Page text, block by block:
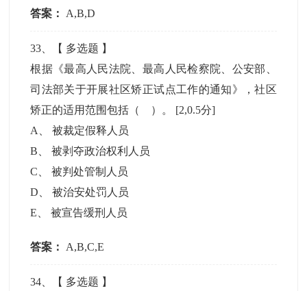
答案： A,B,D
33 、【 多选题 】
根据《最高人民法院、最高人民检察院、公安部、
司法部关于开展社区矫正试点工作的通知》，社区
矫正的适用范围包括（ ）。 [2,0.5分]
A
、被裁定假释人员
B 、被剥夺政治权利人员
C 、被判处管制人员
D 、被治安处罚人员
E 、被宣告缓刑人员
答案： A,B,C,E
34 、【 多选题 】